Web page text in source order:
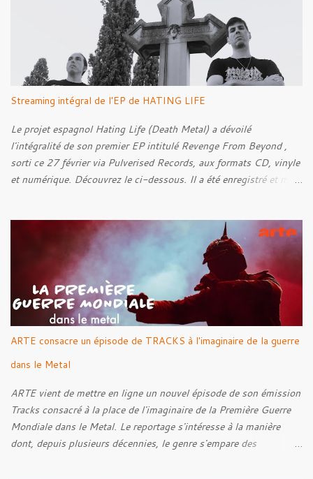
Streaming intégral de l'EP de HATING LIFE
Le projet espagnol Hating Life (Death Metal) a dévoilé
l'intégralité de son premier EP intitulé Revenge From Beyond ,
sorti ce 27 février via Pulverised Records, aux formats CD, vinyle
et numérique. Découvrez le ci-dessous. Il a été enregistré et mixé
Rebellion Against The Vile 05. Revenge From Beyond 06. The
Sense Of Fear
ARTE consacre un épisode de TRACKS à l'imaginaire de la guerre
dans le Metal
ARTE vient de mettre en ligne un nouvel épisode de son émission
Tracks consacré à la place de l'imaginaire de la Première Guerre
Mondiale dans le Metal. Le reportage s'intéresse à la manière
dont, depuis plusieurs décennies, le genre s'empare des